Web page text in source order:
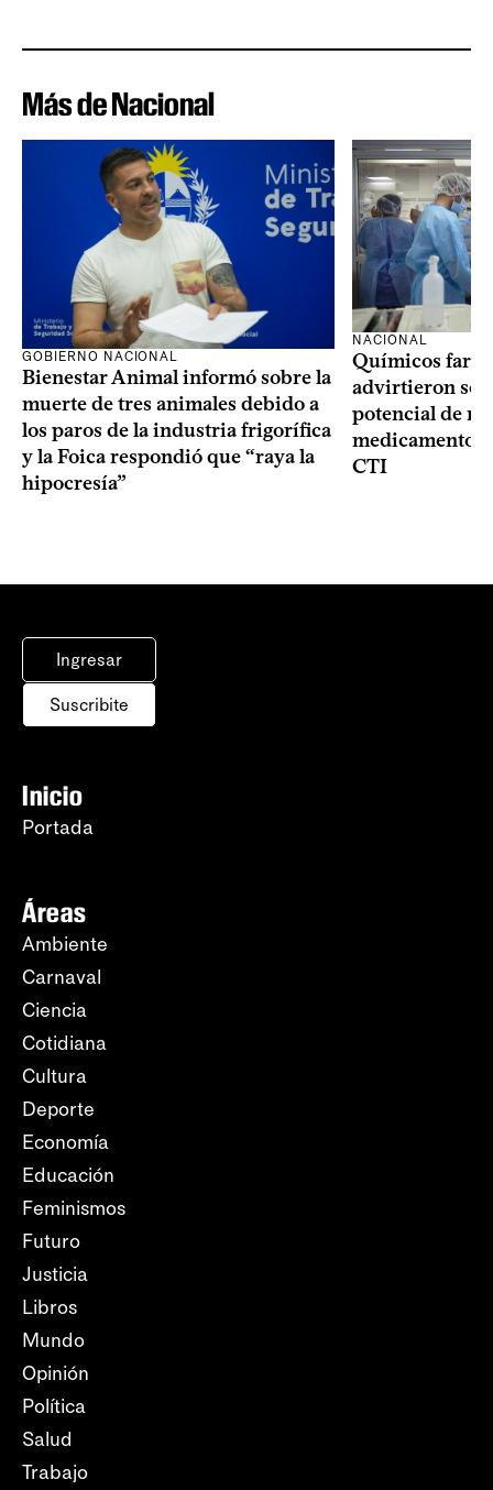
Más de Nacional
GOBIERNO NACIONAL
Bienestar Animal informó sobre la
muerte de tres animales debido a
los paros de la industria frigorífica
y la Foica respondió que “raya la
hipocresía”
NACIONAL
Químicos
advirtieron
potencial de
medicamentos
CTI
Ingresar
Suscribite
Inicio
Portada
Áreas
Ambiente
Carnaval
Ciencia
Cotidiana
Cultura
Deporte
Economía
Educación
Feminismos
Futuro
Justicia
Libros
Mundo
Opinión
Política
Salud
Trabajo